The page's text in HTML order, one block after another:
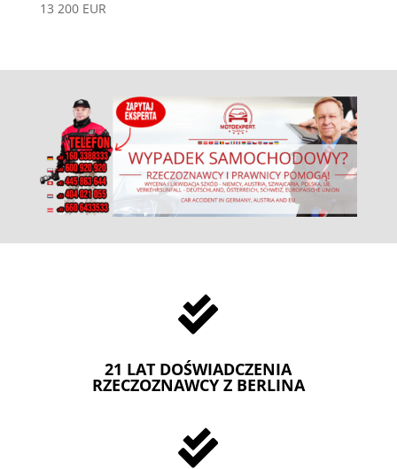
13 200 EUR

21 LAT DOŚWIADCZENIA
RZECZOZNAWCY Z BERLINA
